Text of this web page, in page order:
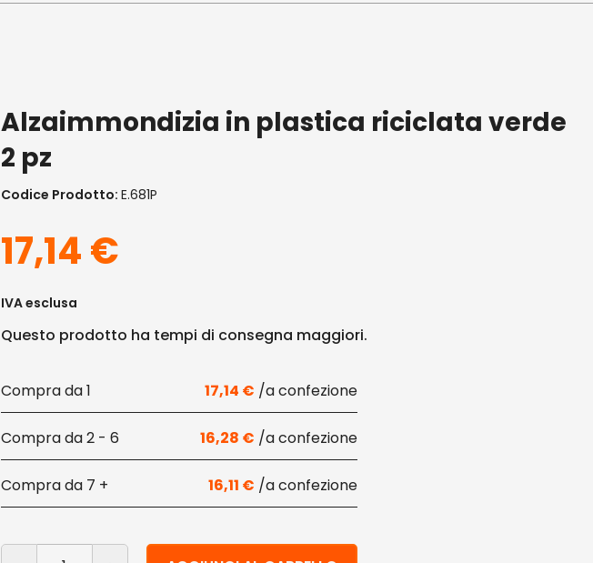
Alzaimmondizia in plastica riciclata verde
2 pz
Codice Prodotto: E.681P
17,14€
IVA esclusa
Questo prodotto ha tempi di consegna maggiori.
1 17,14 €
2 - 6 16,28 €
7 + 16,11 €
Alzaimmondizia in plastica riciclata verde 2 pz quantità
Alternative: